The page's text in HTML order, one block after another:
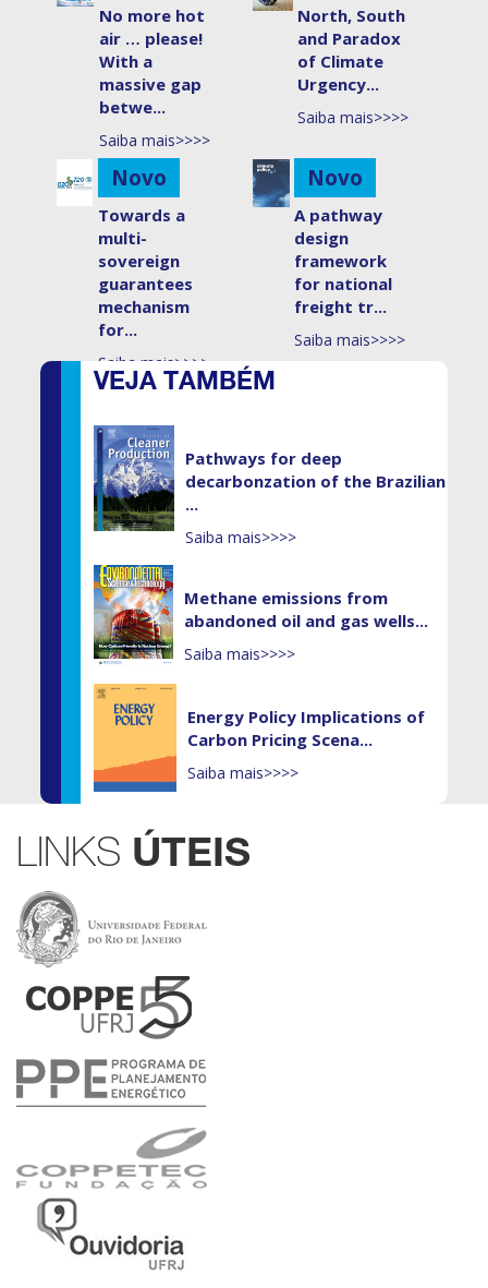
No more hot
air … please!
With a
massive gap
betwe...
Saiba mais>>>>
North, South
and Paradox
of Climate
Urgency...
Saiba mais>>>>
Novo
Towards a
multi-
sovereign
guarantees
mechanism
for...
Saiba mais>>>>
Novo
A pathway
design
framework
for national
freight tr...
Saiba mais>>>>
VEJA TAMBÉM
Pathways for deep
decarbonzation of the Brazilian
...
Saiba mais>>>>
Methane emissions from
abandoned oil and gas wells...
Saiba mais>>>>
Energy Policy Implications of
Carbon Pricing Scena...
Saiba mais>>>>
LINKS ÚTEIS